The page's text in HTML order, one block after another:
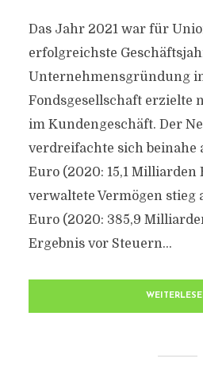
Das Jahr 2021 war für
erfolgreichste
Unternehmensgründung
Fondsgesellschaft erzielte
im Kundengeschäft. Der
verdreifachte sich beinahe
Euro (2020: 15,1 Milliarden
verwaltete Vermögen stieg
Euro (2020: 385,9
Ergebnis vor Steuern...